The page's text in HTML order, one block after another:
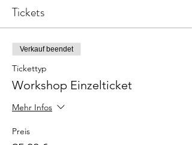
Das lernt ihr im Kurs:
und Fesslungen im Shibari um sowohl auf
dem Boden als auch in der Semi-
Suspension (Inhalte variieren je nach
Workshop) fesseln zu können und sogar
eigene Fesslungen zu entwerfen und
umzusetzen. Du wirst lernen, spüren und
einschätzen können, wie es um Deine
Seilen bewegen und Positionen adaptieren
dem Kopf und damit in den Körper und in
Tickets
Verkauf beendet
Tickettyp
Workshop Einzelticket
Mehr Infos
Preis